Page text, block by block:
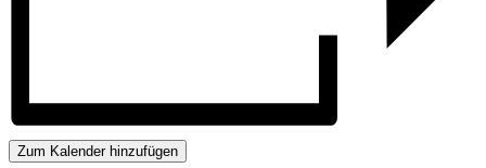
Zum Kalender hinzufügen